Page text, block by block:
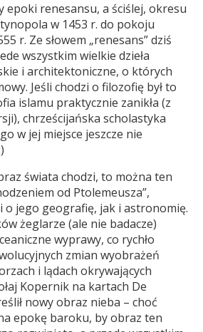
epoki renesansu, a ściślej, okresu
w 1453 r. do pokoju
r. Ze słowem „renesans” dziś
wszystkim wielkie dzieła
i architektoniczne, o których
Jeśli chodzi o filozofię był to
islamu praktycznie zanikła (z
chrześcijańska scholastyka
w jej miejsce jeszcze nie
świata chodzi, to można ten
od Ptolemeusza”,
o jego geografię, jak i astronomię.
żeglarze (ale nie badacze)
wyprawy, co rychło
zmian wyobrażeń
i lądach okrywających
Kopernik na kartach De
nowy obraz nieba – choć
epokę baroku, by obraz ten